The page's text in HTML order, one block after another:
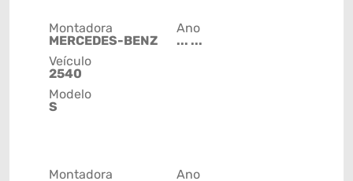
Montadora
MERCEDES-BENZ
Veículo
2540
Modelo
S
Ano
... ...
Montadora
Ano